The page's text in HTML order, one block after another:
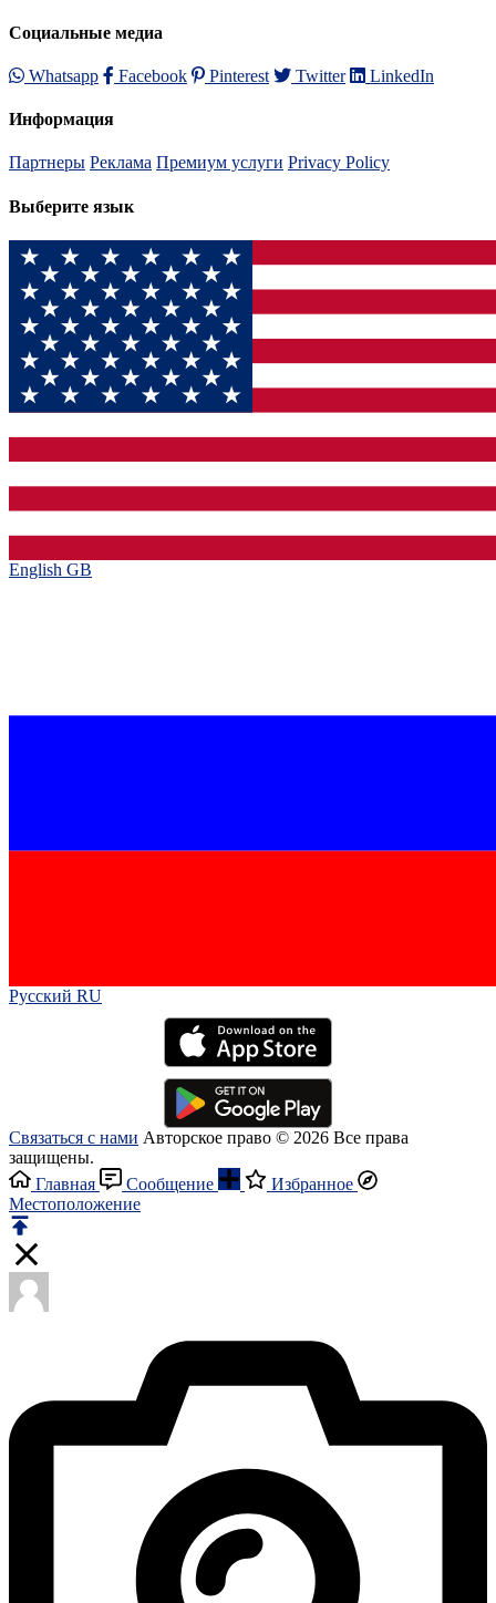
Социальные медиа
Whatsapp Facebook Pinterest Twitter LinkedIn
Информация
Партнеры Реклама Премиум услуги Privacy Policy
Выберите язык
English GB‎
Русский RU‎
Связаться с нами Авторское право © 2026 Все права
защищены.
Главная
Сообщение
Избранное
Местоположение